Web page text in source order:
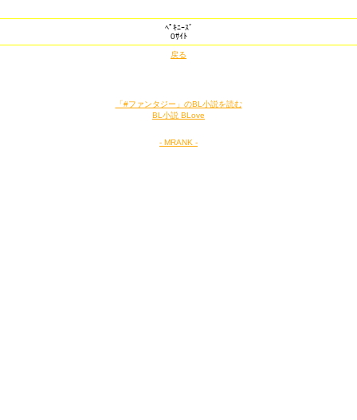
ﾍﾟｷﾆｰｽﾞ
0ｻｲﾄ
戻る
「#ファンタジー」のBL小説を読む
BL小説 BLove
- MRANK -